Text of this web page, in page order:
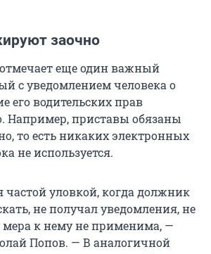
заочно
еще один важный
с уведомлением человека о
его водительских прав
Например, приставы обязаны
то есть никаких электронных
не используется.
частой уловкой, когда должник
не получал уведомления, не
мера к нему не применима, —
Попов. — В аналогичной